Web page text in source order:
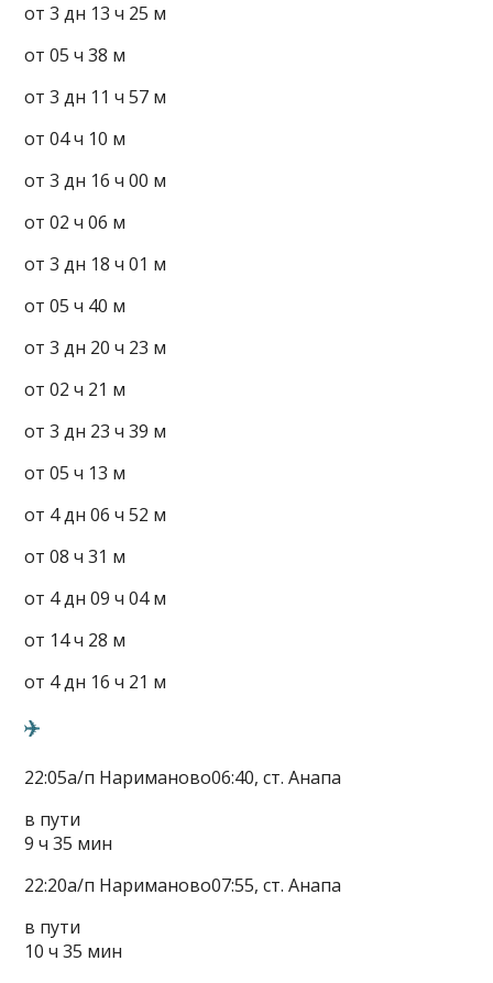
от 3 дн 13 ч 25 м
от 05 ч 38 м
от 3 дн 11 ч 57 м
от 04 ч 10 м
от 3 дн 16 ч 00 м
от 02 ч 06 м
от 3 дн 18 ч 01 м
от 05 ч 40 м
от 3 дн 20 ч 23 м
от 02 ч 21 м
от 3 дн 23 ч 39 м
от 05 ч 13 м
от 4 дн 06 ч 52 м
от 08 ч 31 м
от 4 дн 09 ч 04 м
от 14 ч 28 м
от 4 дн 16 ч 21 м
22:05а/п Нариманово06:40, ст. Анапа
в пути
9 ч 35 мин
22:20а/п Нариманово07:55, ст. Анапа
в пути
10 ч 35 мин